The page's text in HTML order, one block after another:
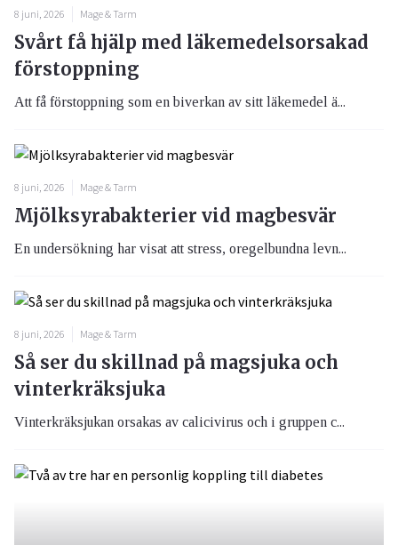
8 juni, 2026 Mage & Tarm
Svårt få hjälp med läkemedelsorsakad
förstoppning
Att få förstoppning som en biverkan av sitt läkemedel ä...
8 juni, 2026 Mage & Tarm
Mjölksyrabakterier vid magbesvär
En undersökning har visat att stress, oregelbundna levn...
8 juni, 2026 Mage & Tarm
Så ser du skillnad på magsjuka och
vinterkräksjuka
Vinterkräksjukan orsakas av calicivirus och i gruppen c...